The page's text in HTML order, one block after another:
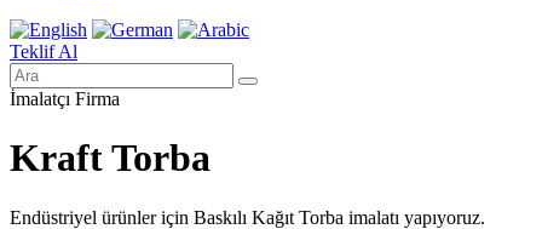
Teklif Al
İmalatçı Firma
Kraft Torba
Endüstriyel ürünler için Baskılı Kağıt Torba imalatı yapıyoruz.